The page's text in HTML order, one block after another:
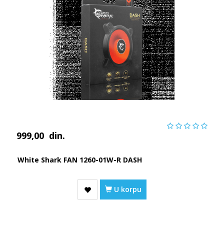
999,00 din.
White Shark FAN 1260-01W-R DASH
U korpu